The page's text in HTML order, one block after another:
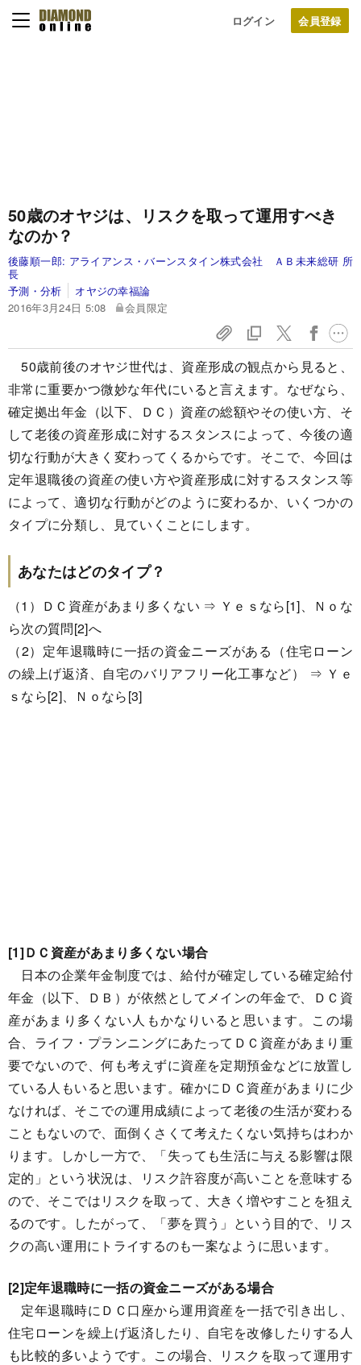
ログイン
50歳のオヤジは、リスクを取って運用すべき
なのか？
後藤順一郎: アライアンス・バーンスタイン株式会社 ＡＢ未来総研 所
長
予測・分析
オヤジの幸福論
2016年3月24日 5:08
会員限定
50歳前後のオヤジ世代は、資産形成の観点から見ると、
非常に重要かつ微妙な年代にいると言えます。なぜなら、
確定拠出年金（以下、ＤＣ）資産の総額やその使い方、そ
して老後の資産形成に対するスタンスによって、今後の適
切な行動が大きく変わってくるからです。そこで、今回は
定年退職後の資産の使い方や資産形成に対するスタンス等
によって、適切な行動がどのように変わるか、いくつかの
タイプに分類し、見ていくことにします。
あなたはどのタイプ？
（1）ＤＣ資産があまり多くない ⇒ Ｙｅｓなら[1]、Ｎｏな
ら次の質問[2]へ
（2）定年退職時に一括の資金ニーズがある（住宅ローン
の繰上げ返済、自宅のバリアフリー化工事など） ⇒ Ｙｅ
ｓなら[2]、Ｎｏなら[3]
[1]ＤＣ資産があまり多くない場合
日本の企業年金制度では、給付が確定している確定給付
年金（以下、ＤＢ）が依然としてメインの年金で、ＤＣ資
産があまり多くない人もかなりいると思います。この場
合、ライフ・プランニングにあたってＤＣ資産があまり重
要でないので、何も考えずに資産を定期預金などに放置し
ている人もいると思います。確かにＤＣ資産があまりに少
なければ、そこでの運用成績によって老後の生活が変わる
こともないので、面倒くさくて考えたくない気持ちはわか
ります。しかし一方で、「失っても生活に与える影響は限
定的」という状況は、リスク許容度が高いことを意味する
ので、そこではリスクを取って、大きく増やすことを狙え
るのです。したがって、「夢を買う」という目的で、リス
クの高い運用にトライするのも一案なように思います。
[2]定年退職時に一括の資金ニーズがある場合
定年退職時にＤＣ口座から運用資産を一括で引き出し、
住宅ローンを繰上げ返済したり、自宅を改修したりする人
も比較的多いようです。この場合、リスクを取って運用す